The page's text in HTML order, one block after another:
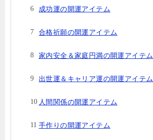
成功運の開運アイテム
合格祈願の開運アイテム
家内安全＆家庭円満の開運アイテム
出世運＆キャリア運の開運アイテム
人間関係の開運アイテム
手作りの開運アイテム